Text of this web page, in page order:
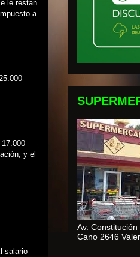
le restan
a
y el
salario
Av.
Cano 2646